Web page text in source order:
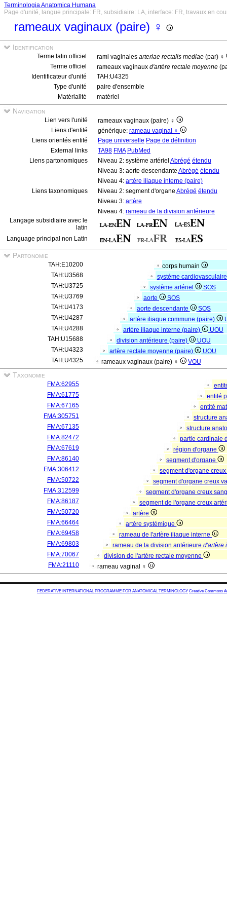
Terminologia Anatomica Humana
Page d'unité, langue principale: FR, subsidiaire: LA, interface: FR, travaux en
rameaux vaginaux (paire) ♀
Identification
Terme latin officiel rami vaginales arteriae rectalis mediae (par) ♀
Terme officiel
rameaux vaginaux d'artère rectale moyenne
Identificateur d'unité
TAH:U4325
Type d'unité
paire d'ensemble
Matérialité
matériel
Navigation
Lien vers l'unité
rameaux vaginaux (paire) ♀
Liens d'entité
générique: rameau vaginal ♀
Liens orientés entité
Page universelle Page de définition
External links
TA98 FMA PubMed
Liens partonomiques
Niveau 2: système artériel Abrégé étendu
Niveau 3: aorte descendante Abrégé étendu
Niveau 4: artère iliaque interne (paire)
Liens taxonomiques
Niveau 2: segment d'organe Abrégé étendu
Niveau 3: artère
Niveau 4: rameau de la division antérieure
Langage subsidiaire avec le
latin
Language principal non Latin
Partonomie
TAH:E10200
corps humain
TAH:U3568
système
TAH:U3725
système artériel
SOS
TAH:U3769
aorte
SOS
TAH:U4173
aorte descendante
SOS
TAH:U4287
artère iliaque commune (paire)
TAH:U4288
artère iliaque interne (paire)
UOU
TAH:U15688
division antérieure (paire)
UOU
TAH:U4323
artère rectale moyenne (paire)
UOU
TAH:U4325
rameaux vaginaux (paire) ♀ VOU
Taxonomie
FMA:62955
FMA:61775
entité
FMA:67165
entité
FMA:305751
structure
FMA:67135
structure
FMA:82472
partie cardinale
FMA:67619
région d'organe
FMA:86140
segment d'organe
FMA:306412
segment d'organe
FMA:50722
segment d'organe creux
FMA:312599
segment d'organe creux
FMA:86187
segment de l'organe creux
FMA:50720
artère
FMA:66464
artère systémique
FMA:69458
rameau de l'artère iliaque interne
FMA:69803
rameau de la division antérieure d'artère
FMA:70067
division de l'artère rectale moyenne
FMA:21110
rameau vaginal ♀
FEDERATIVE INTERNATIONAL PROGRAMME FOR ANATOMICAL TERMINOLOGY Creative Commons